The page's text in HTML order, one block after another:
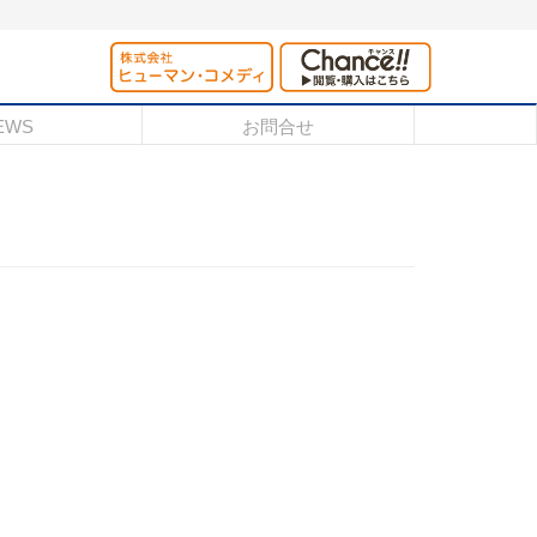
お問合せ